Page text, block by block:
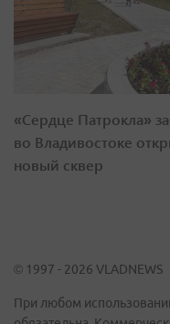
«Сердце Патрокла»
во Владивостоке
новый сквер
© 1997 - 2026 VLADNEWS
При любом